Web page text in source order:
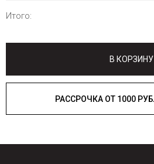
Итого:
В КОРЗИНУ